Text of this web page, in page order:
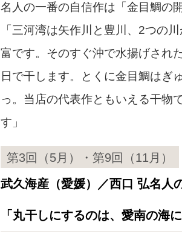
名人の一番の自信作は「金目鯛の
「三河湾は矢作川と豊川、2つの
富です。そのすぐ沖で水揚げされ
日で干します。とくに金目鯛はぎ
っ。当店の代表作ともいえる干物
す」
第3回（5月）・第9回（11月）
武久海産（愛媛）／西口 弘名人
「丸干しにするのは、愛南の海